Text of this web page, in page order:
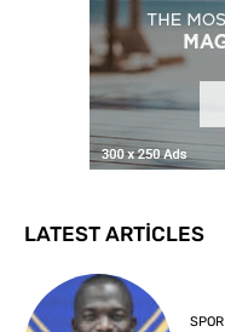
LATEST ARTICLES
SPOR